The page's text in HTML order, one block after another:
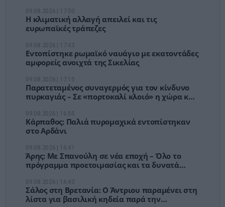
Η κλιματική αλλαγή απειλεί και τις
ευρωπαϊκές τράπεζες
Εντοπίστηκε ρωμαϊκό ναυάγιο με εκατοντάδες
αμφορείς ανοιχτά της Σικελίας
Παρατεταμένος συναγερμός για τον κίνδυνο
πυρκαγιάς – Σε «πορτοκαλί κλοιό» η χώρα και
Κάρπαθος: Παλιά πυρομαχικά εντοπίστηκαν
στο Αρδάνι
Άρης: Με Σπανούλη σε νέα εποχή – Όλο το
πρόγραμμα προετοιμασίας και τα δυνατά
Σάλος στη Βρετανία: Ο Άντριου παραμένει στη
λίστα για βασιλική κηδεία παρά την